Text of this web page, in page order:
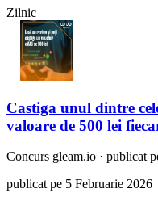
Zilnic
Castiga unul dintre
valoare de 500 lei
Concurs gleam.io · publicat
publicat pe 5 Februarie 2026